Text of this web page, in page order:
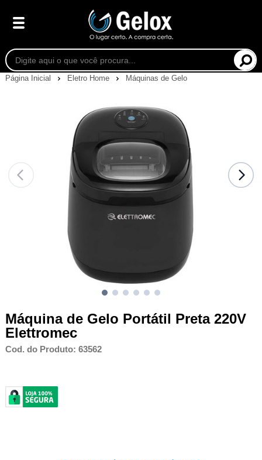
Página Inicial Eletro Home Máquinas de Gelo
Máquina de Gelo Portátil Preta 220V
Elettromec
Cod. do Produto: 63562